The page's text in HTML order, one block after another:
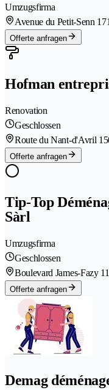
Umzugsfirma
Avenue du Petit-Senn 17
Offerte anfragen
Hofman
Renovation
Geschlossen
Route du Nant-d'Avril
Offerte anfragen
Tip-Top
Sàrl
Umzugsfirma
Geschlossen
Boulevard James-Fazy 11
Offerte anfragen
Demag